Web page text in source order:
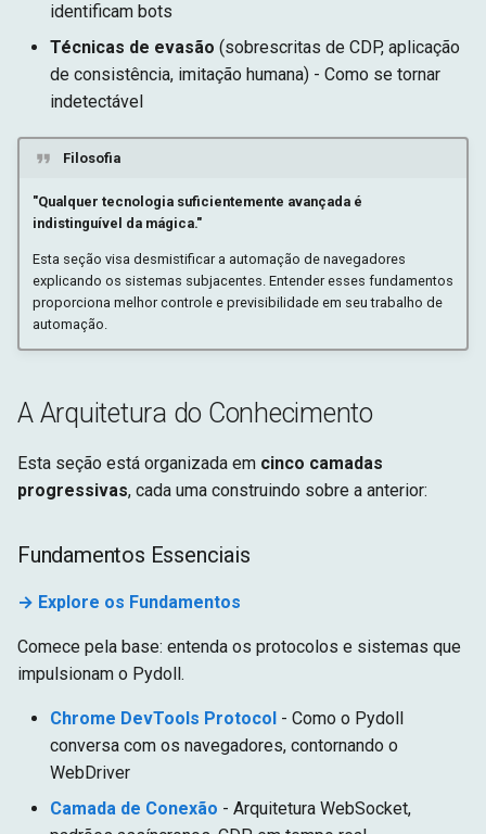
identificam bots
Técnicas de evasão (sobrescritas de CDP, aplicação
de consistência, imitação humana) - Como se tornar
indetectável
Filosofia
"Qualquer tecnologia suficientemente avançada é
indistinguível da mágica."
Esta seção visa desmistificar a automação de navegadores
explicando os sistemas subjacentes. Entender esses fundamentos
proporciona melhor controle e previsibilidade em seu trabalho de
automação.
A Arquitetura do Conhecimento
Esta seção está organizada em cinco camadas
progressivas, cada uma construindo sobre a anterior:
Fundamentos Essenciais
→ Explore os Fundamentos
Comece pela base: entenda os protocolos e sistemas que
impulsionam o Pydoll.
Chrome DevTools Protocol - Como o Pydoll
conversa com os navegadores, contornando o
WebDriver
Camada de Conexão - Arquitetura WebSocket,